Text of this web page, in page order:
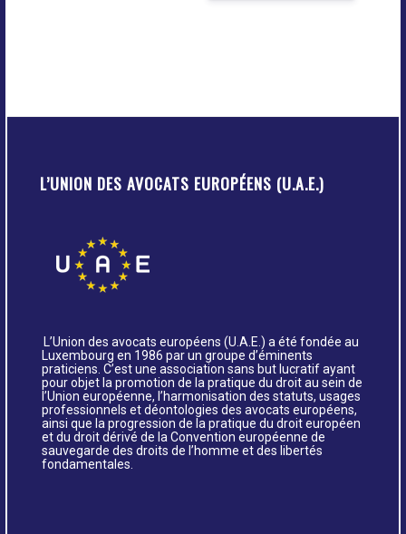
L’UNION DES AVOCATS EUROPÉENS (U.A.E.)
L’Union des avocats européens (U.A.E.) a été fondée au
Luxembourg en 1986 par un groupe d’éminents
praticiens. C’est une association sans but lucratif ayant
pour objet la promotion de la pratique du droit au sein de
l’Union européenne, l’harmonisation des statuts, usages
professionnels et déontologies des avocats européens,
ainsi que la progression de la pratique du droit européen
et du droit dérivé de la Convention européenne de
sauvegarde des droits de l’homme et des libertés
fondamentales.